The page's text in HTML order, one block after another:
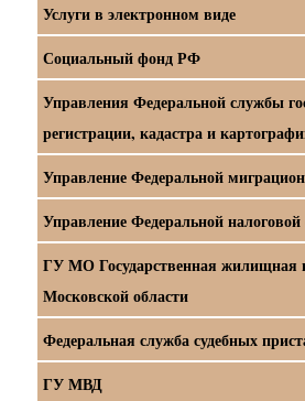
Услуги в электронном виде
Социальный фонд РФ
Управления Федеральной службы
регистрации, кадастра и
Управление Федеральной
Управление Федеральной
ГУ МО Государственная жилищная
Московской области
Федеральная служба судебных
ГУ МВД